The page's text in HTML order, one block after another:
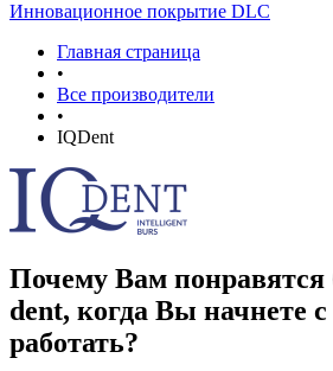
Инновационное покрытие DLC
Главная страница
•
Все производители
•
IQDent
Почему Вам
dent, когда Вы начнете
работать?